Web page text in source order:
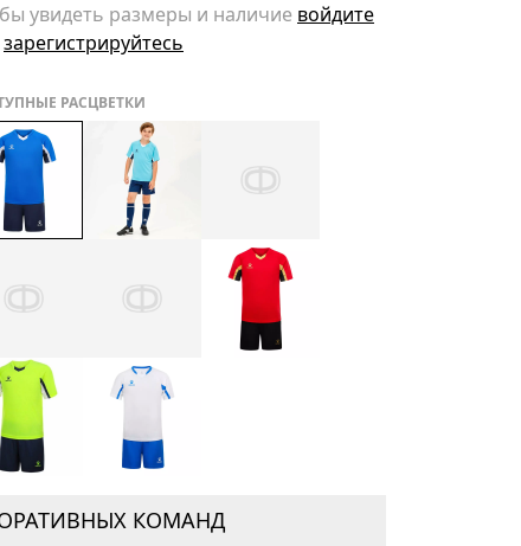
увидеть размеры и наличие войдите
зарегистрируйтесь
РАСЦВЕТКИ
КОМАНД